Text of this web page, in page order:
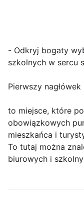
- Odkryj bogaty
szkolnych w sercu
Pierwszy nagłówek
to miejsce, które
obowiązkowych
mieszkańca i
To tutaj można
biurowych i